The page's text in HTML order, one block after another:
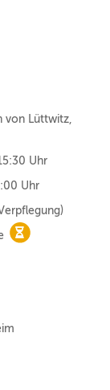
von Lüttwitz,
Uhr
Uhr
nur noch